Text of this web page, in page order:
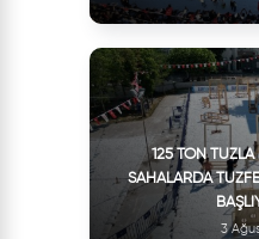
125 TON
SAHALARDA
3